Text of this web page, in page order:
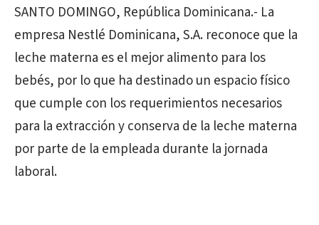
SANTO DOMINGO, República Dominicana.- La
empresa Nestlé Dominicana, S.A. reconoce que la
leche materna es el mejor alimento para los
bebés, por lo que ha destinado un espacio físico
que cumple con los requerimientos necesarios
para la extracción y conserva de la leche materna
por parte de la empleada durante la jornada
laboral.